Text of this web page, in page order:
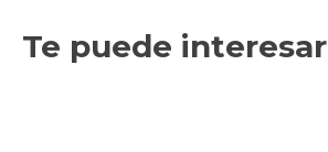
Te puede interesar